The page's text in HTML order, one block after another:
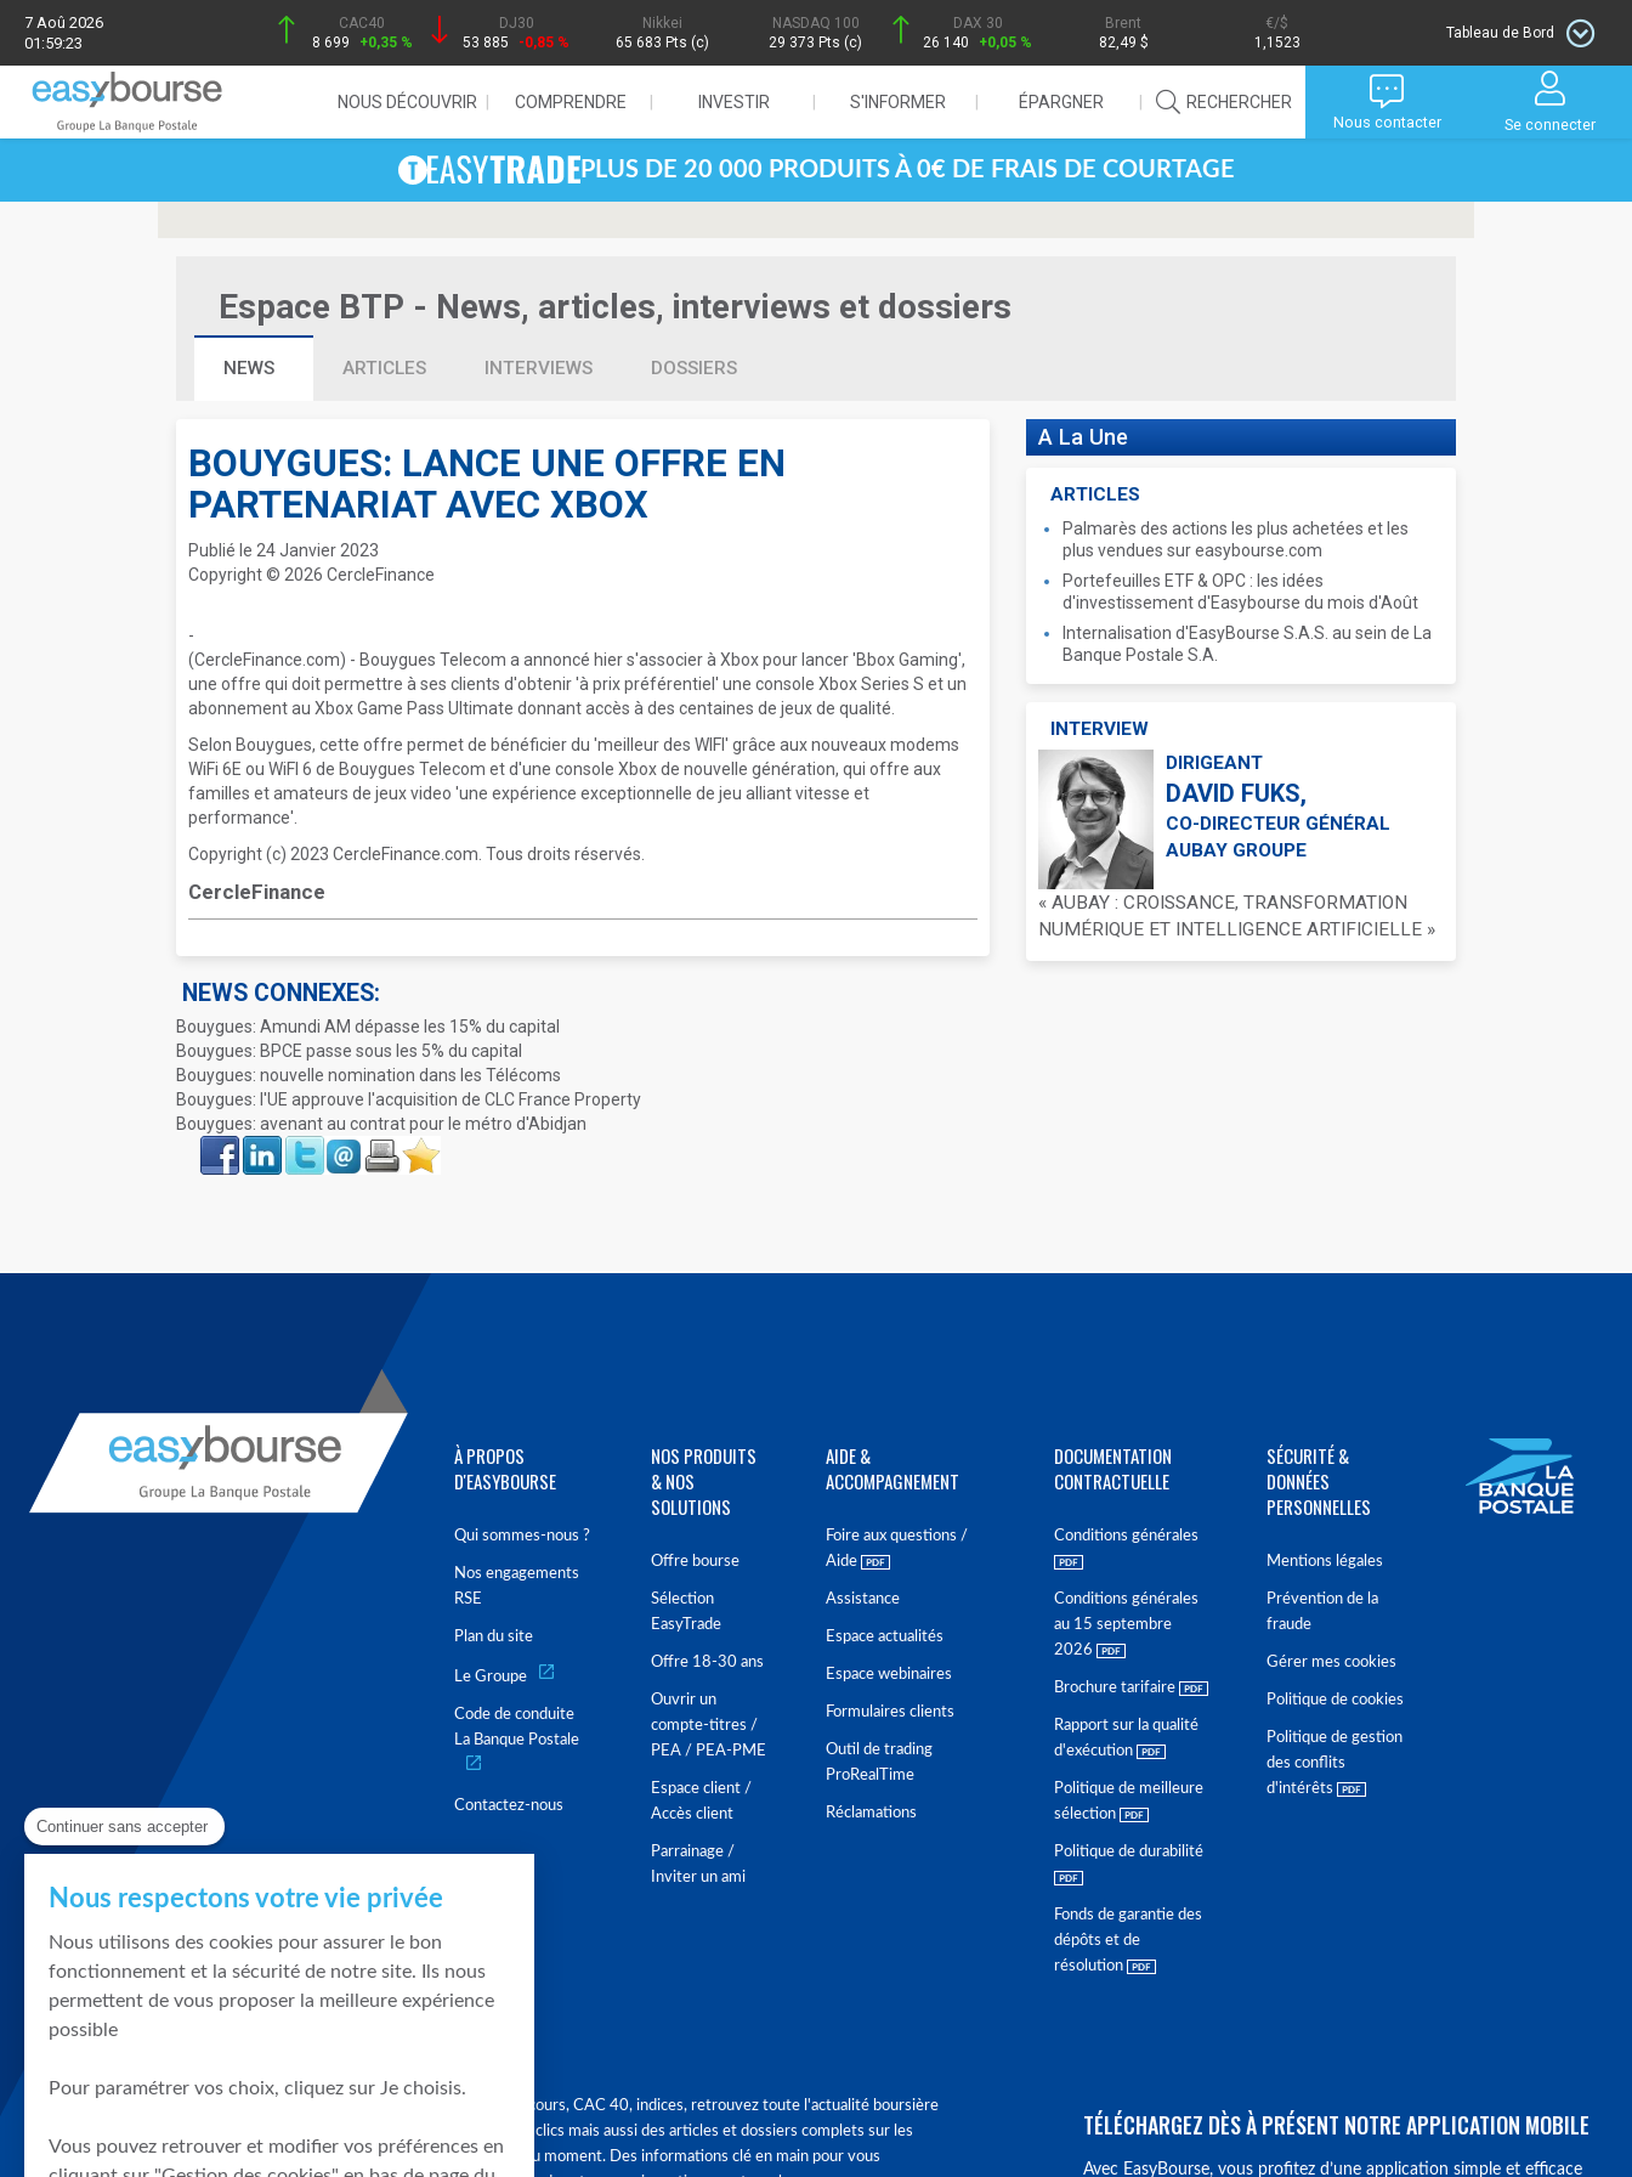
7 Aoû 2026
01:59:23
CAC40
8 699
+0,35 %
DJ30
53 885
-0,85 %
Nikkei
65 683 Pts (c)
NASDAQ 100
29 373 Pts (c)
DAX 30
26 140
+0,05 %
Brent
82,49 $
/$
1,1523
Tableau de Bord
NOUS DÉCOUVRIR COMPRENDRE INVESTIR S'INFORMER ÉPARGNER RECHERCHER
Nous contacter Se connecter
PLUS DE 20 000 PRODUITS À 0€ DE FRAIS DE COURTAGE
Espace BTP - News, articles, interviews et dossiers
NEWS ARTICLES INTERVIEWS DOSSIERS
BOUYGUES: LANCE UNE OFFRE EN
PARTENARIAT AVEC XBOX
Publié le 24 Janvier 2023
Copyright © 2026 CercleFinance
-
(CercleFinance.com) - Bouygues Telecom a annoncé hier s'associer à Xbox pour lancer 'Bbox Gaming',
une offre qui doit permettre à ses clients d'obtenir 'à prix préférentiel' une console Xbox Series S et un
abonnement au Xbox Game Pass Ultimate donnant accès à des centaines de jeux de qualité.
Selon Bouygues, cette offre permet de bénéficier du 'meilleur des WIFI' grâce aux nouveaux modems
WiFi 6E ou WiFI 6 de Bouygues Telecom et d'une console Xbox de nouvelle génération, qui offre aux
familles et amateurs de jeux video 'une expérience exceptionnelle de jeu alliant vitesse et
performance'.
Copyright (c) 2023 CercleFinance.com. Tous droits réservés.
CercleFinance
NEWS CONNEXES:
Bouygues: Amundi AM dépasse les 15% du capital
Bouygues: BPCE passe sous les 5% du capital
Bouygues: nouvelle nomination dans les Télécoms
Bouygues: l'UE approuve l'acquisition de CLC France Property
Bouygues: avenant au contrat pour le métro d'Abidjan
Face
book
LinkIn Twitter Envoyer ImprimerFavoris
A La Une
ARTICLES
Palmarès des actions les plus achetées et les
plus vendues sur easybourse.com
Portefeuilles ETF & OPC : les idées
d'investissement d'Easybourse du mois d'Août
Internalisation d'EasyBourse S.A.S. au sein de La
Banque Postale S.A.
INTERVIEW
DIRIGEANT
DAVID FUKS,
CO-DIRECTEUR GÉNÉRAL
AUBAY GROUPE
« AUBAY : CROISSANCE, TRANSFORMATION
NUMÉRIQUE ET INTELLIGENCE ARTIFICIELLE »
À PROPOS
D'EASYBOURSE
Qui sommes-nous ?
Nos engagements
RSE
Plan du site
Le Groupe
Code de conduite
La Banque Postale
Contactez-nous
NOS PRODUITS
& NOS
SOLUTIONS
Offre bourse
Sélection
EasyTrade
Offre 18-30 ans
Ouvrir un
compte-titres /
PEA / PEA-PME
Espace client /
Accès client
Parrainage /
Inviter un ami
AIDE &
ACCOMPAGNEMENT
Foire aux questions /
Aide
Assistance
Espace actualités
Espace webinaires
Formulaires clients
Outil de trading
ProRealTime
Réclamations
DOCUMENTATION
CONTRACTUELLE
Conditions générales
Conditions générales
au 15 septembre
2026
Brochure tarifaire
Rapport sur la qualité
d'exécution
Politique de meilleure
sélection
Politique de durabilité
Fonds de garantie des
dépôts et de
résolution
SÉCURITÉ &
DONNÉES
PERSONNELLES
Mentions légales
Prévention de la
fraude
Gérer mes cookies
Politique de cookies
Politique de gestion
des conflits
d'intérêts
Graphique, cours, CAC 40, indices, retrouvez toute l'actualité boursière
en quelques clics mais aussi des articles et dossiers complets sur les
tendances du moment. Des informations clé en main pour vous
TÉLÉCHARGEZ DÈS À PRÉSENT NOTRE APPLICATION MOBILE
Avec EasyBourse, vous profitez d’une application simple et efficace
Continuer sans accepter
Nous respectons votre vie privée
Nous utilisons des cookies pour assurer le bon
fonctionnement et la sécurité de notre site. Ils nous
permettent de vous proposer la meilleure expérience
possible
Pour paramétrer vos choix, cliquez sur Je choisis.
Vous pouvez retrouver et modifier vos préférences en